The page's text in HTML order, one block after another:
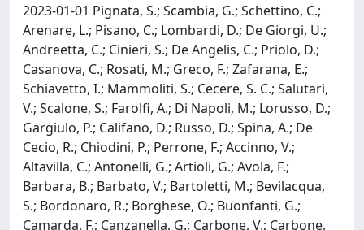
2023-01-01 Pignata, S.; Scambia, G.; Schettino, C.;
Arenare, L.; Pisano, C.; Lombardi, D.; De Giorgi, U.;
Andreetta, C.; Cinieri, S.; De Angelis, C.; Priolo, D.;
Casanova, C.; Rosati, M.; Greco, F.; Zafarana, E.;
Schiavetto, I.; Mammoliti, S.; Cecere, S. C.; Salutari,
V.; Scalone, S.; Farolfi, A.; Di Napoli, M.; Lorusso, D.;
Gargiulo, P.; Califano, D.; Russo, D.; Spina, A.; De
Cecio, R.; Chiodini, P.; Perrone, F.; Accinno, V.;
Altavilla, C.; Antonelli, G.; Artioli, G.; Avola, F.;
Barbara, B.; Barbato, V.; Bartoletti, M.; Bevilacqua,
S.; Bordonaro, R.; Borghese, O.; Buonfanti, G.;
Camarda, F.; Canzanella, G.; Carbone, V.; Carbone,